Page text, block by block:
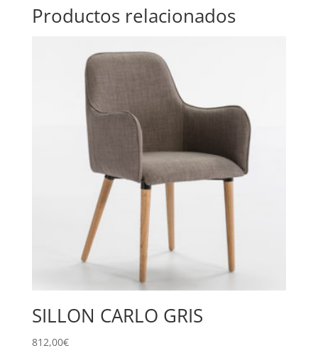
Productos relacionados
SILLON CARLO GRIS
812,00€